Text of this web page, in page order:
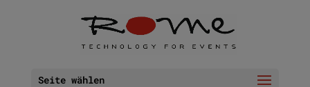
Seite wählen